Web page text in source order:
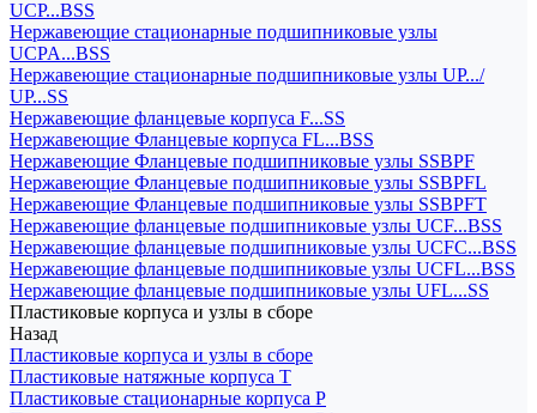
UCP...BSS
Нержавеющие стационарные подшипниковые узлы
UCPA...BSS
Нержавеющие стационарные подшипниковые узлы UP.../
UP...SS
Нержавеющие фланцевые корпуса F...SS
Нержавеющие Фланцевые корпуса FL...BSS
Нержавеющие Фланцевые подшипниковые узлы SSBPF
Нержавеющие Фланцевые подшипниковые узлы SSBPFL
Нержавеющие Фланцевые подшипниковые узлы SSBPFT
Нержавеющие фланцевые подшипниковые узлы UCF...BSS
Нержавеющие фланцевые подшипниковые узлы UCFC...BSS
Нержавеющие фланцевые подшипниковые узлы UCFL...BSS
Нержавеющие фланцевые подшипниковые узлы UFL...SS
Пластиковые корпуса и узлы в сборе
Назад
Пластиковые корпуса и узлы в сборе
Пластиковые натяжные корпуса T
Пластиковые стационарные корпуса P